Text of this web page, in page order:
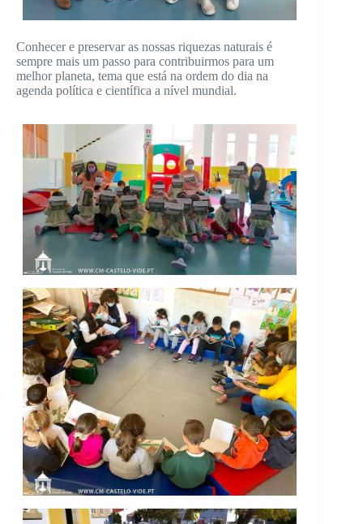
Conhecer e preservar as nossas riquezas naturais é
sempre mais um passo para contribuirmos para um
melhor planeta, tema que está na ordem do dia na
agenda política e científica a nível mundial.